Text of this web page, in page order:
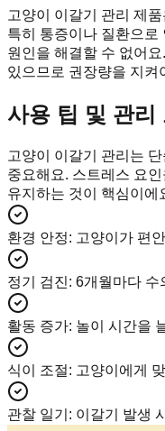
고양이 이갈기 관리 제
특히 통증이나 질환으로
원인을 해결할 수 없어
있으므로 권장량을 지켜
사용 팁 및 관리
고양이 이갈기 관리는
중요해요. 스트레스 요
유지하는 것이 핵심이에
환경 안정: 고양이가 편
정기 검진: 6개월마다 수
활동 증가: 놀이 시간을
식이 조절: 고양이에게
관찰 일기 : 이갈기 발생